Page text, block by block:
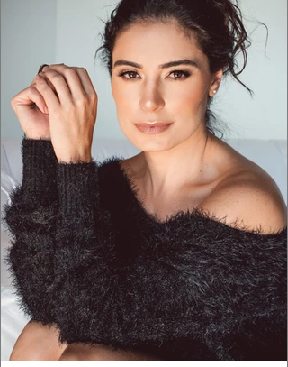
aquele concreto aparente típico da
arquitetura paulistana em peças de vestir,